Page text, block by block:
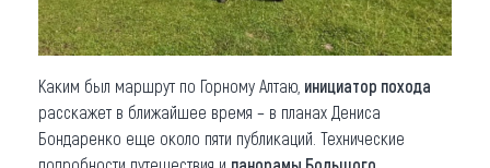
Каким был маршрут по Горному Алтаю, инициатор похода
расскажет в ближайшее время – в планах Дениса
Бондаренко еще около пяти публикаций. Технические